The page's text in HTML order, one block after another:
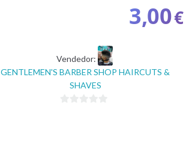
3,00€
Vendedor:
GENTLEMEN'S BARBER SHOP HAIRCUTS &
SHAVES